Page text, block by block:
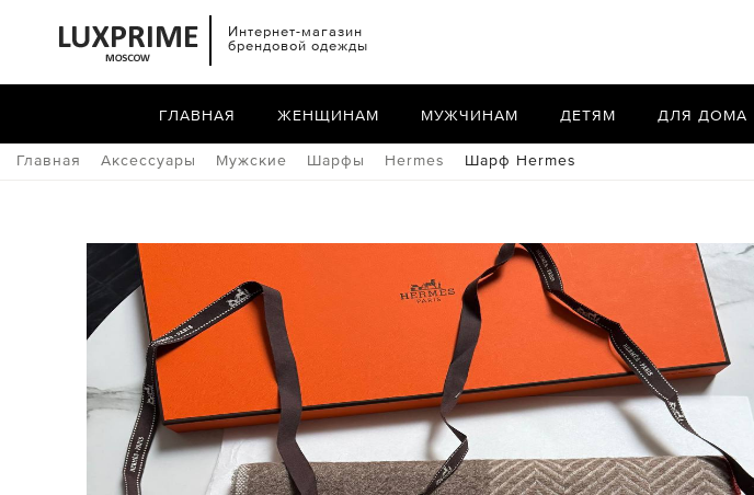
Интернет-магазин
брендовой одежды
ГЛАВНАЯ ЖЕНЩИНАМ МУЖЧИНАМ ДЕТЯМ ДЛЯ ДОМА
Главная Аксессуары Мужские Шарфы Hermes Шарф Hermes